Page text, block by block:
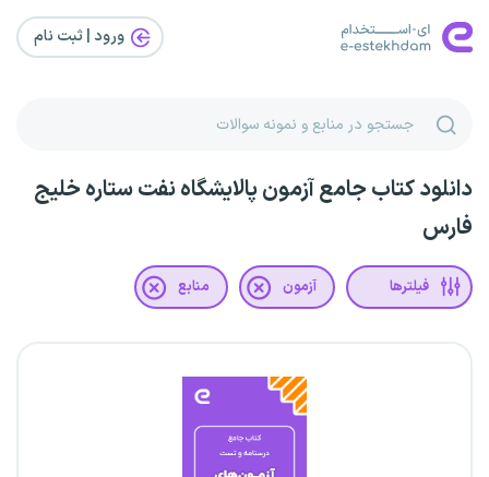
ورود | ثبت‌ نام
دانلود کتاب جامع آزمون پالایشگاه نفت ستاره خلیج
فارس
فیلترها آزمون منابع